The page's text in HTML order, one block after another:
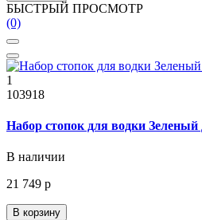
БЫСТРЫЙ ПРОСМОТР
(0)
1
103918
Набор стопок для водки Зеленый
В наличии
21 749 р
В корзину